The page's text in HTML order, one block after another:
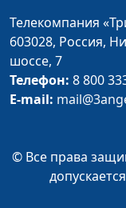
Семья по-
Телекомпания
603028, Россия,
шоссе, 7
Телефон: 8 800
E-mail:
© Все права